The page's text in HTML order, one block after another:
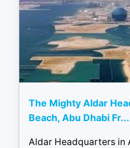
The Mighty Aldar
Beach, Abu Dhabi Fr...
Aldar Headquarters in